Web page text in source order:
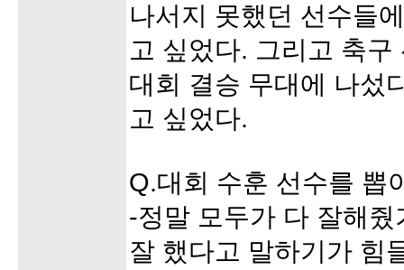
나서지 못했던 선수들
고 싶었다. 그리고 축
대회 결승 무대에 나섰
고 싶었다.
Q.대회 수훈 선수를 뽑
-정말 모두가 다 잘해
잘 했다고 말하기가 힘